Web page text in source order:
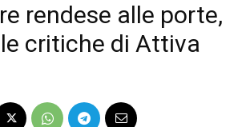
rendese alle porte,
critiche di Attiva